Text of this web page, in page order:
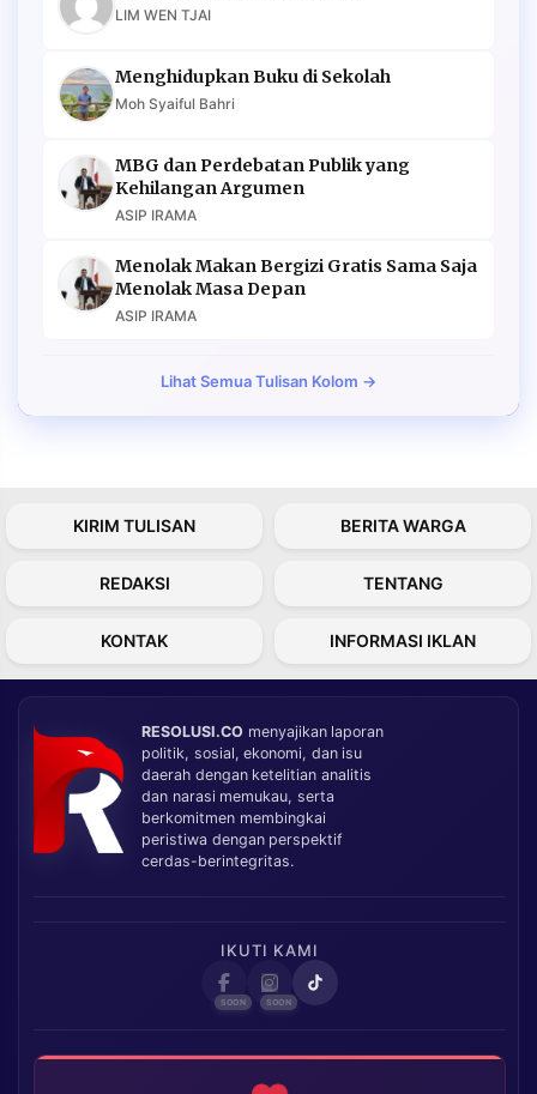
LIM WEN TJAI
Menghidupkan Buku di Sekolah
Moh Syaiful Bahri
MBG dan Perdebatan Publik yang
Kehilangan Argumen
ASIP IRAMA
Menolak Makan Bergizi Gratis Sama Saja
Menolak Masa Depan
ASIP IRAMA
Lihat Semua Tulisan Kolom →
KIRIM TULISAN BERITA WARGA
REDAKSI TENTANG
KONTAK INFORMASI IKLAN
RESOLUSI.CO menyajikan laporan
politik, sosial, ekonomi, dan isu
daerah dengan ketelitian analitis
dan narasi memukau, serta
berkomitmen membingkai
peristiwa dengan perspektif
cerdas-berintegritas.
IKUTI KAMI